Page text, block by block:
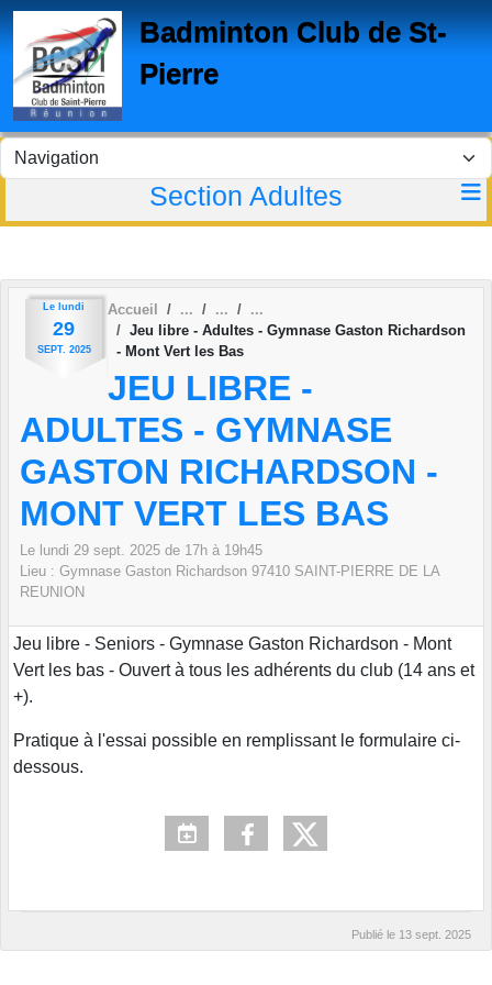
Badminton Club de St-
Pierre
Section Adultes
Le lundi
29
SEPT. 2025
Accueil
Jeu libre - Adultes - Gymnase Gaston Richardson
- Mont Vert les Bas
JEU LIBRE -
ADULTES - GYMNASE
GASTON RICHARDSON -
MONT VERT LES BAS
Le lundi 29 sept. 2025 de 17h à 19h45
Lieu : Gymnase Gaston Richardson 97410 SAINT-PIERRE DE LA
REUNION
Jeu libre - Seniors - Gymnase Gaston Richardson - Mont
Vert les bas - Ouvert à tous les adhérents du club (14 ans et
+).
Pratique à l'essai possible en remplissant le formulaire ci-
dessous.
Publié le 13 sept. 2025
Panneau de gestion des cookies